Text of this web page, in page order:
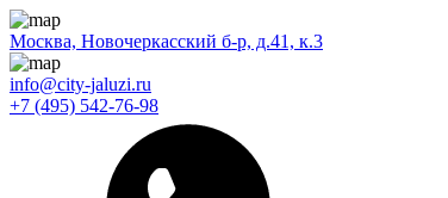
Москва, Новочеркасский б-р, д.41, к.3
info@city-jaluzi.ru
+7 (495) 542-76-98